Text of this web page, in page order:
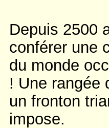
Depuis 2500
conférer une
du monde
! Une rangée
un fronton
impose.